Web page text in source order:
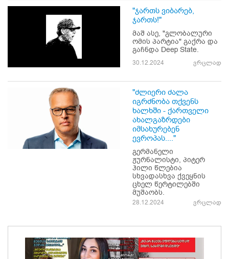
"ჯართს ვიბარებ,
ჯართს!"
მაშ ასე, "გლობალური
ომის პარტია" გაქრა და
გაჩნდა Deep State.
30.12.2024 ვრცლად
"ძლიერი ძალა
იგრძნობა თქვენს
ხალხში - ქართველი
ახალგაზრდები
იმსახურებენ
ევროპას...."
გერმანელი
ჟურნალისტი, პიტერ
ჰილი წლებია
სხვადასხვა ქვეყნის
ცხელ წერტილებში
მუშაობს.
28.12.2024 ვრცლად